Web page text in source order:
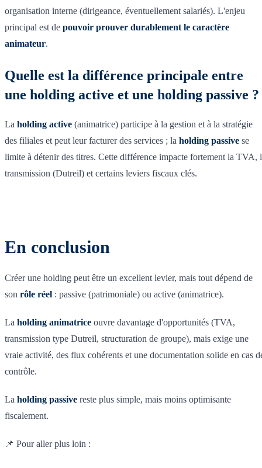
organisation interne (dirigeance, éventuellement salariés). L'enjeu
principal est de pouvoir prouver durablement le caractère
animateur.
Quelle est la différence principale entre
une holding active et une holding passive ?
La holding active (animatrice) participe à la gestion et à la stratégie
des filiales et peut leur facturer des services ; la holding passive se
limite à détenir des titres. Cette différence impacte fortement la TVA,
transmission (Dutreil) et certains leviers fiscaux clés.
En conclusion
Créer une holding peut être un excellent levier, mais tout dépend de
son rôle réel : passive (patrimoniale) ou active (animatrice).
La holding animatrice ouvre davantage d'opportunités (TVA,
transmission type Dutreil, structuration de groupe), mais exige une
vraie activité, des flux cohérents et une documentation solide en cas
contrôle.
La holding passive reste plus simple, mais moins optimisante
fiscalement.
📌 Pour aller plus loin :